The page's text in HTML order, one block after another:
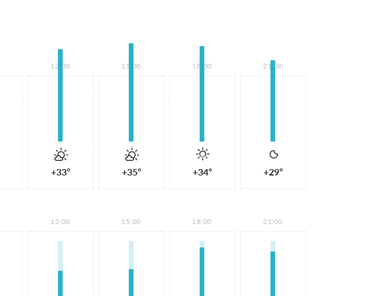
12:00
+33°
15:00
+35°
18:00
+34°
21:00
+29°
12:00 15:00 18:00 21:00